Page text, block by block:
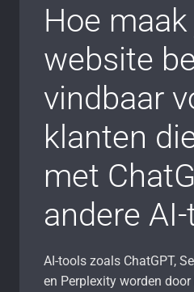
Hoe
website
vindbaar
klanten
met
andere
AI-tools zoals ChatGPT,
en Perplexity worden